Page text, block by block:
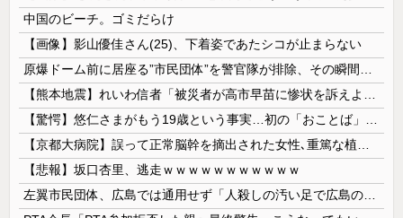
中国のビーチ。ゴミだらけ
【画像】影山優佳さん(25)、下着姿であたシコが止まらない
【悲報】坂口杏里、逃走ｗｗｗｗｗｗｗｗｗｗｗ